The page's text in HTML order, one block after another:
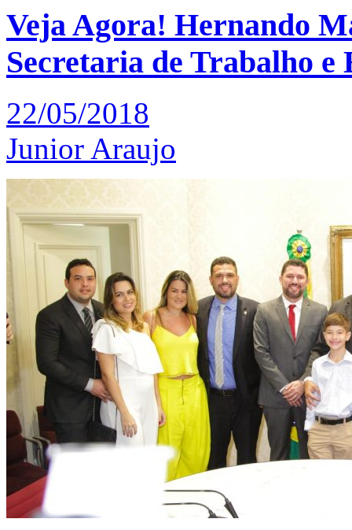
Veja Agora! Hernando
Secretaria de Trabalho
22/05/2018
Junior Araujo